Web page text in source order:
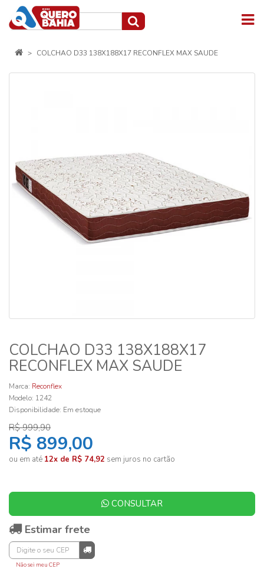
COLCHAO D33 138X188X17 RECONFLEX MAX SAUDE
COLCHAO D33 138X188X17
RECONFLEX MAX SAUDE
Marca: Reconflex
Modelo: 1242
Disponibilidade: Em estoque
R$ 999,90
R$ 899,00
ou em até 12x de R$ 74,92 sem juros no cartão
CONSULTAR
Estimar frete
Não sei meu CEP